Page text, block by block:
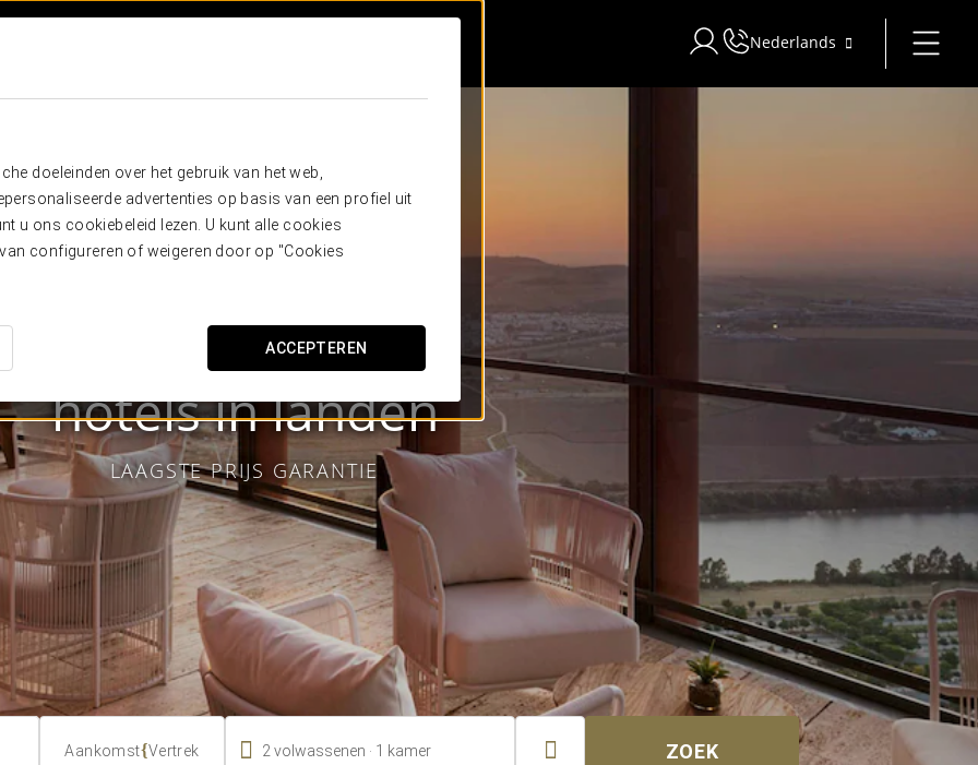
doeleinden over het gebruik van het web,
advertenties op basis van een profiel uit
u ons cookiebeleid lezen. U kunt alle cookies
configureren of weigeren door op "Cookies
ACCEPTEREN
Inloggen bij Star Traveler of
Nederlands
Eurostars Hotel Company
hotels inlanden
LAAGSTE PRIJS GARANTIE
Aankomst{Vertrek  2 volwassenen 1 kamer  ZOEK